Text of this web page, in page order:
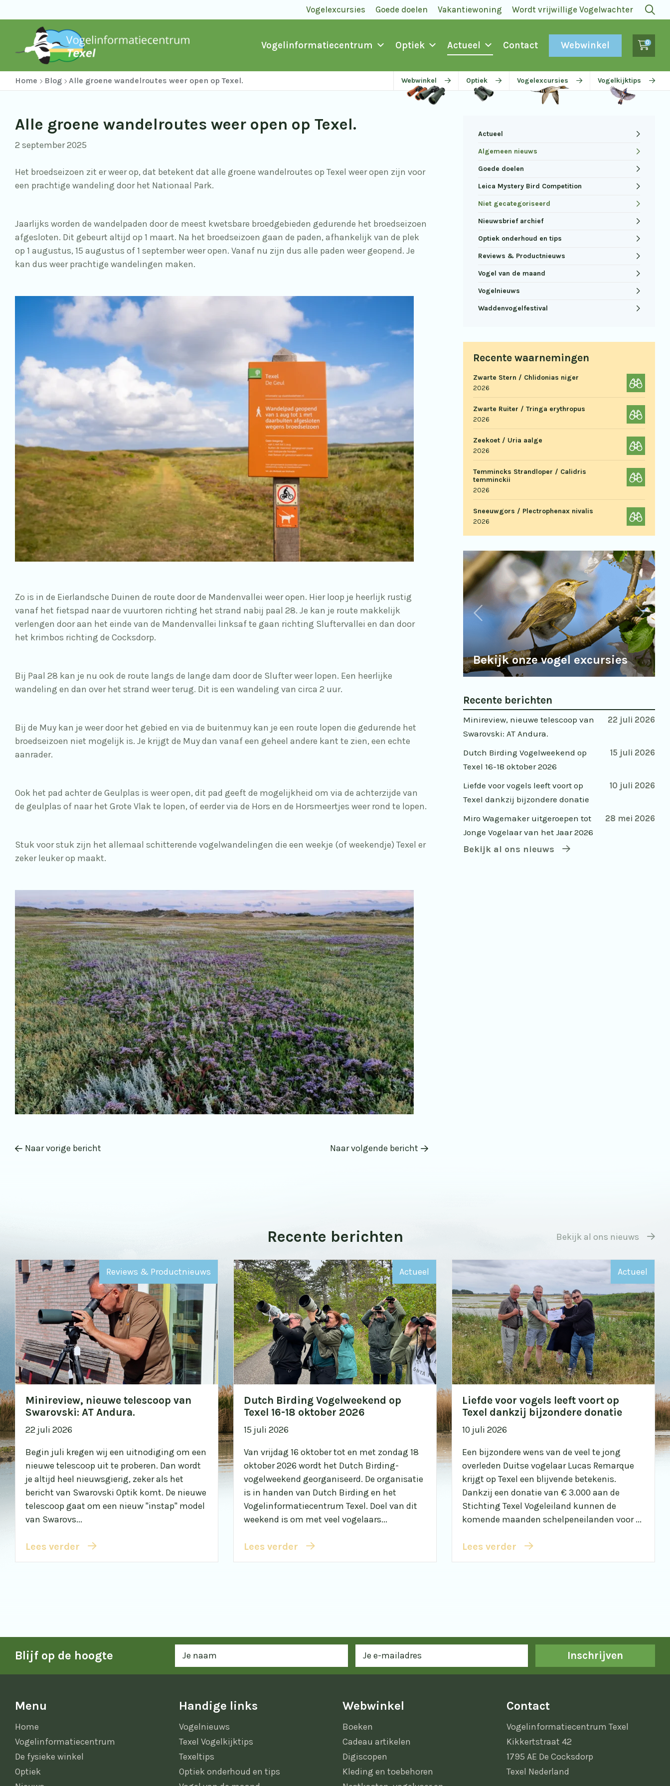
Vogelexcursies Goede doelen Vakantiewoning Wordt vrijwillige Vogelwachter
Vogelinformatiecentrum Optiek Actueel Contact Webwinkel 0
Home Blog Alle groene wandelroutes weer open op Texel. Webwinkel Optiek Vogelexcursies Vogelkijktips
Actueel
Algemeen nieuws
Goede doelen
Leica Mystery Bird Competition
Niet gecategoriseerd
Nieuwsbrief archief
Optiek onderhoud en tips
Reviews & Productnieuws
Vogel van de maand
Vogelnieuws
Waddenvogelfestival
Recente waarnemingen
Zwarte Stern / Chlidonias niger
2026
Zwarte Ruiter / Tringa erythropus
2026
Zeekoet / Uria aalge
2026
Temmincks Strandloper / Calidris
temminckii
2026
Sneeuwgors / Plectrophenax nivalis
2026
Bekijk onze vogel excursies
Recente berichten
Minireview, nieuwe telescoop van
Swarovski: AT Andura.
22 juli 2026
Dutch Birding Vogelweekend op
Texel 16-18 oktober 2026
15 juli 2026
Liefde voor vogels leeft voort op
Texel dankzij bijzondere donatie
10 juli 2026
Miro Wagemaker uitgeroepen tot
Jonge Vogelaar van het Jaar 2026
28 mei 2026
Bekijk al ons nieuws
Alle groene wandelroutes weer open op Texel.
2 september 2025
Het broedseizoen zit er weer op, dat betekent dat alle groene wandelroutes op Texel weer open zijn voor
een prachtige wandeling door het Nationaal Park.
Jaarlijks worden de wandelpaden door de meest kwetsbare broedgebieden gedurende het broedseizoen
afgesloten. Dit gebeurt altijd op 1 maart. Na het broedseizoen gaan de paden, afhankelijk van de plek
op 1 augustus, 15 augustus of 1 september weer open. Vanaf nu zijn dus alle paden weer geopend. Je
kan dus weer prachtige wandelingen maken.
Zo is in de Eierlandsche Duinen de route door de Mandenvallei weer open. Hier loop je heerlijk rustig
vanaf het fietspad naar de vuurtoren richting het strand nabij paal 28. Je kan je route makkelijk
verlengen door aan het einde van de Mandenvallei linksaf te gaan richting Sluftervallei en dan door
het krimbos richting de Cocksdorp.
Bij Paal 28 kan je nu ook de route langs de lange dam door de Slufter weer lopen. Een heerlijke
wandeling en dan over het strand weer terug. Dit is een wandeling van circa 2 uur.
Bij de Muy kan je weer door het gebied en via de buitenmuy kan je een route lopen die gedurende het
broedseizoen niet mogelijk is. Je krijgt de Muy dan vanaf een geheel andere kant te zien, een echte
aanrader.
Ook het pad achter de Geulplas is weer open, dit pad geeft de mogelijkheid om via de achterzijde van
de geulplas of naar het Grote Vlak te lopen, of eerder via de Hors en de Horsmeertjes weer rond te lopen.
Stuk voor stuk zijn het allemaal schitterende vogelwandelingen die een weekje (of weekendje) Texel er
zeker leuker op maakt.
Naar vorige bericht Naar volgende bericht
Recente berichten Bekijk al ons nieuws
Reviews & Productnieuws
Minireview, nieuwe telescoop van
Swarovski: AT Andura.
22 juli 2026
Begin juli kregen wij een uitnodiging om een
nieuwe telescoop uit te proberen. Dan wordt
je altijd heel nieuwsgierig, zeker als het
bericht van Swarovski Optik komt. De nieuwe
telescoop gaat om een nieuw "instap" model
van Swarovs...
Lees verder
Actueel
Dutch Birding Vogelweekend op
Texel 16-18 oktober 2026
15 juli 2026
Van vrijdag 16 oktober tot en met zondag 18
oktober 2026 wordt het Dutch Birding-
vogelweekend georganiseerd. De organisatie
is in handen van Dutch Birding en het
Vogelinformatiecentrum Texel. Doel van dit
weekend is om met veel vogelaars...
Lees verder
Actueel
Liefde voor vogels leeft voort op
Texel dankzij bijzondere donatie
10 juli 2026
Een bijzondere wens van de veel te jong
overleden Duitse vogelaar Lucas Remarque
krijgt op Texel een blijvende betekenis.
Dankzij een donatie van € 3.000 aan de
Stichting Texel Vogeleiland kunnen de
komende maanden schelpeneilanden voor ...
Lees verder
Blijf op de hoogte Inschrijven
Menu
Home
Vogelinformatiecentrum
De fysieke winkel
Optiek
Handige links
Vogelnieuws
Texel Vogelkijktips
Texeltips
Optiek onderhoud en tips
Webwinkel
Boeken
Cadeau artikelen
Digiscopen
Kleding en toebehoren
Contact
Vogelinformatiecentrum Texel
Kikkertstraat 42
1795 AE De Cocksdorp
Texel Nederland